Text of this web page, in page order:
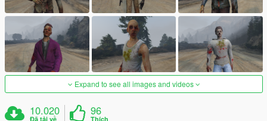
Expand to see all images and videos
10.020
Đã tải về
96
Thích